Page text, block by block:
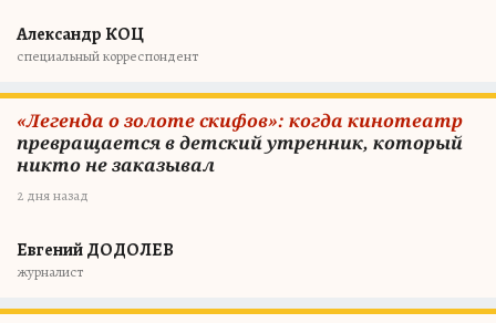
Александр КОЦ
специальный корреспондент
«Легенда о золоте скифов»: когда кинотеатр
превращается в детский утренник, который
никто не заказывал
2 дня назад
Евгений ДОДОЛЕВ
журналист